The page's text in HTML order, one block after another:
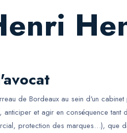
de Bordeaux au sein d'un
anticiper et agir en conséquence
protection des marques…),